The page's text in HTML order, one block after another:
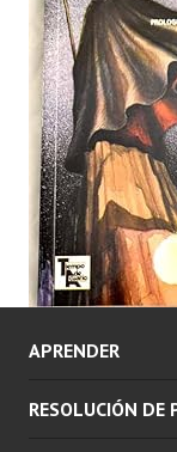
APRENDER
RESOLUCIÓN DE